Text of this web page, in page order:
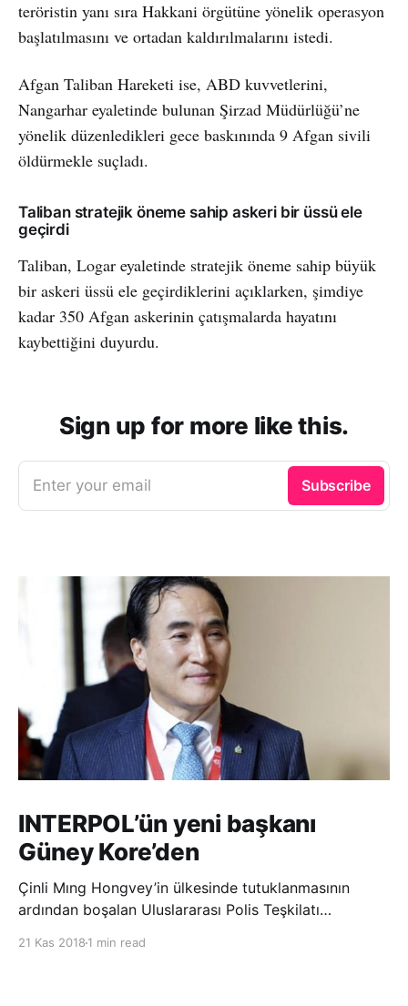
teröristin yanı sıra Hakkani örgütüne yönelik operasyon
başlatılmasını ve ortadan kaldırılmalarını istedi.
Afgan Taliban Hareketi ise, ABD kuvvetlerini,
Nangarhar eyaletinde bulunan Şirzad Müdürlüğü’ne
yönelik düzenledikleri gece baskınında 9 Afgan sivili
öldürmekle suçladı.
Taliban stratejik öneme sahip askeri bir üssü ele
geçirdi
Taliban, Logar eyaletinde stratejik öneme sahip büyük
bir askeri üssü ele geçirdiklerini açıklarken, şimdiye
kadar 350 Afgan askerinin çatışmalarda hayatını
kaybettiğini duyurdu.
Sign up for more like this.
Enter your email Subscribe
INTERPOL’ün yeni başkanı
Güney Kore’den
Çinli Mıng Hongvey’in ülkesinde tutuklanmasının
ardından boşalan Uluslararası Polis Teşkilatı
21 Kas 2018 1 min read